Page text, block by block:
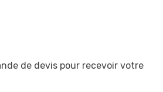
de devis pour recevoir votre